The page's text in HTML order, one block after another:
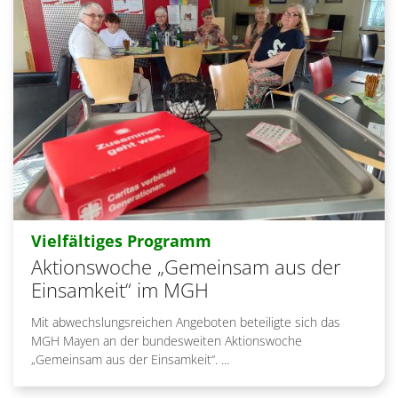
Vielfältiges Programm
Aktionswoche „Gemeinsam aus der
Einsamkeit“ im MGH
Mit abwechslungsreichen Angeboten beteiligte sich das
MGH Mayen an der bundesweiten Aktionswoche
„Gemeinsam aus der Einsamkeit“. ...